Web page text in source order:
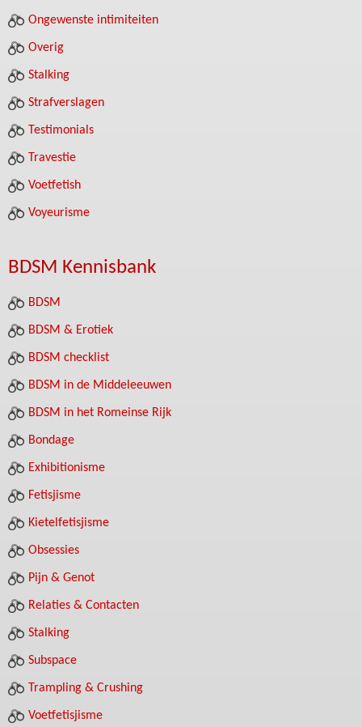
Ongewenste intimiteiten
Overig
Stalking
Strafverslagen
Testimonials
Travestie
Voetfetish
Voyeurisme
BDSM Kennisbank
BDSM
BDSM & Erotiek
BDSM checklist
BDSM in de Middeleeuwen
BDSM in het Romeinse Rijk
Bondage
Exhibitionisme
Fetisjisme
Kietelfetisjisme
Obsessies
Pijn & Genot
Relaties & Contacten
Stalking
Subspace
Trampling & Crushing
Voetfetisjisme